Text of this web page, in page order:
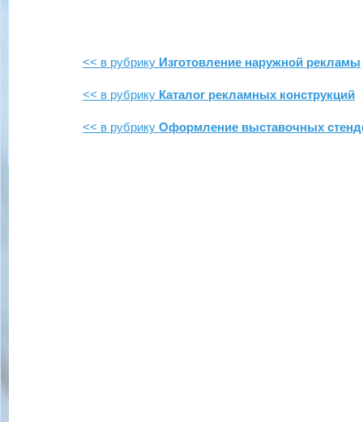
<< в рубрику Изготовление наружной рекламы
<< в рубрику Каталог рекламных конструкций
<< в рубрику Оформление выставочных